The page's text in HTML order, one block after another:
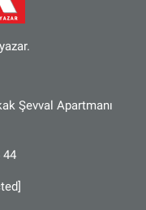
Şevval Apartmanı
44